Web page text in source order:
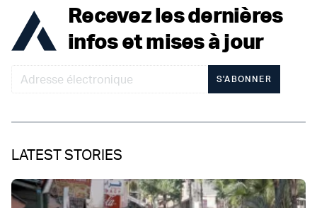
Recevez les dernières
infos et mises à jour
S'ABONNER
LATEST STORIES